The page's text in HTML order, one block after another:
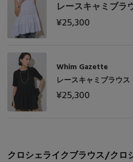
レースキャミブラ
¥25,300
Whim Gazette
レースキャミブラウス
¥25,300
クロシェライクブラウス/クロ